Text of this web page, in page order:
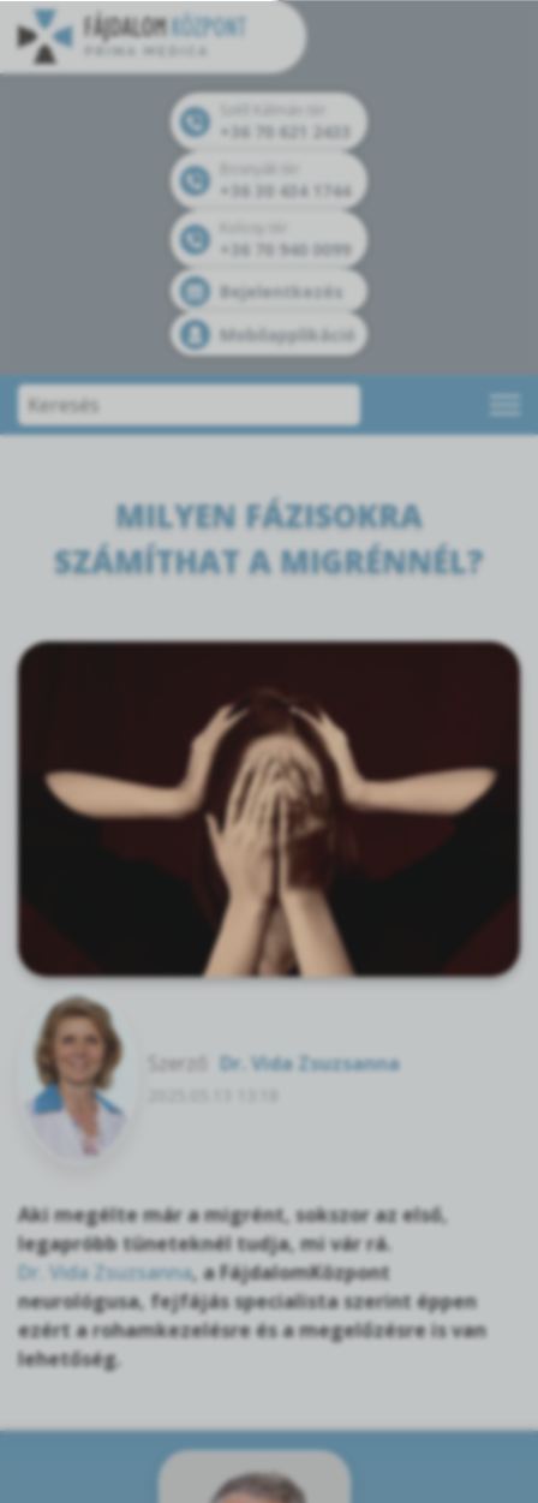
+36 70 621 2433
+36 30 434 1744
+36 70 940 0099
Bejelentkezés
Mobilapplikáció
MILYEN FÁZISOKRA
SZÁMÍTHAT A MIGRÉNNÉL?
Szerző: Dr. Vida Zsuzsanna
Aki megélte már a migrént, sokszor az első,
legapróbb tüneteknél tudja, mi vár rá.
Dr. Vida Zsuzsanna, a FájdalomKözpont
neurológusa, fejfájás specialista szerint éppen
ezért a rohamkezelésre és a megelőzésre is van
lehetőség.